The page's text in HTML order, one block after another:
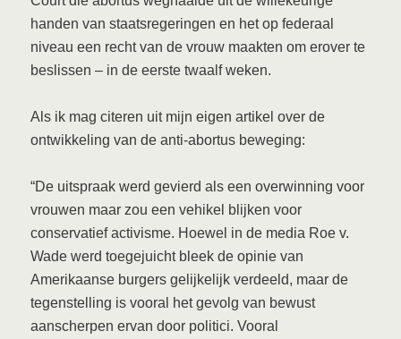
handen van staatsregeringen en het op federaal
niveau een recht van de vrouw maakten om erover te
beslissen – in de eerste twaalf weken.
Als ik mag citeren uit mijn eigen artikel over de
ontwikkeling van de anti-abortus beweging:
“De uitspraak werd gevierd als een overwinning voor
vrouwen maar zou een vehikel blijken voor
conservatief activisme. Hoewel in de media Roe v.
Wade werd toegejuicht bleek de opinie van
Amerikaanse burgers gelijkelijk verdeeld, maar de
tegenstelling is vooral het gevolg van bewust
aanscherpen ervan door politici. Vooral